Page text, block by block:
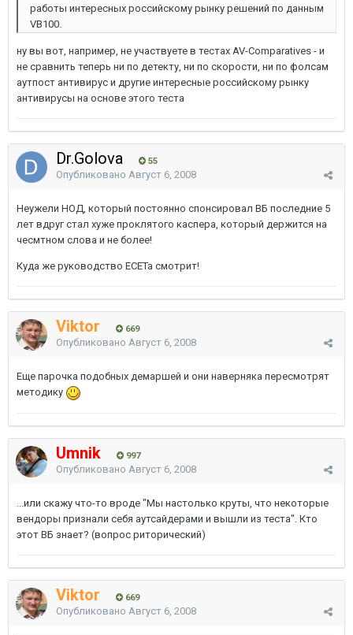
работы интересных российскому рынку решений по данным
VB100.
ну вы вот, например, не участвуете в тестах AV-Comparatives - и
не сравнить теперь ни по детекту, ни по скорости, ни по фолсам
аутпост антивирус и другие интересные российскому рынку
антивирусы на основе этого теста
Dr.Golova 55
Опубликовано Август 6, 2008
Неужели НОД, который постоянно спонсировал ВБ последние 5
лет вдруг стал хуже проклятого каспера, который держится на
чесмтном слова и не более!
Куда же руководство ЕСЕТа смотрит!
Viktor 669
Опубликовано Август 6, 2008
Еще парочка подобных демаршей и они наверняка пересмотрят
методику
Umnik 997
Опубликовано Август 6, 2008
...или скажу что-то вроде "Мы настолько круты, что некоторые
вендоры признали себя аутсайдерами и вышли из теста". Кто
этот ВБ знает? (вопрос риторический)
Viktor 669
Опубликовано Август 6, 2008